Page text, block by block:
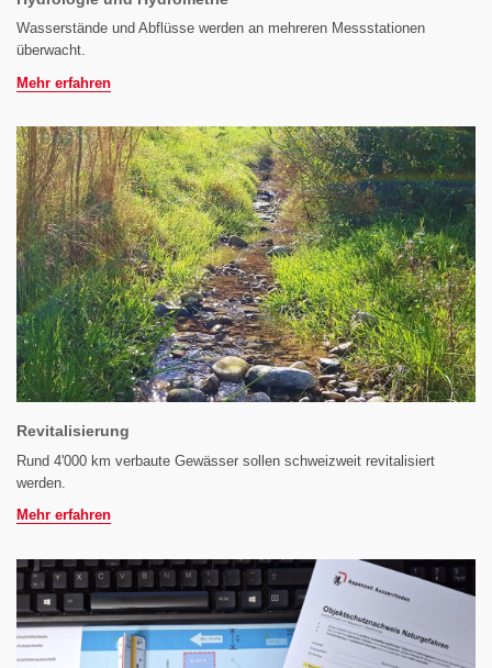
Wasserstände und Abflüsse werden an mehreren Messstationen
überwacht.
Mehr erfahren
Revitalisierung
Rund 4'000 km verbaute Gewässer sollen schweizweit revitalisiert
werden.
Mehr erfahren